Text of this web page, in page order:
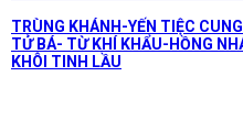
TRÙNG KHÁNH-YẾN TIỆC
TỬ BÁ- TỪ KHÍ KHẨU-HỒNG
KHÔI TINH LẦU